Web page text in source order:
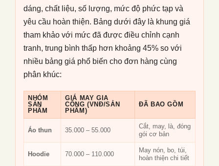
dáng, chất liệu, số lượng, mức độ phức tạp và
yêu cầu hoàn thiện. Bảng dưới đây là khung giá
tham khảo với mức đã được điều chỉnh cạnh
tranh, trung bình thấp hơn khoảng 45% so với
nhiều bảng giá phổ biến cho đơn hàng cùng
phân khúc:
NHÓM
SẢN
PHẨM
GIÁ MAY GIA
CÔNG (VNĐ/SẢN
PHẨM)
ĐÃ BAO GỒM
Áo thun 35.000 – 55.000
Cắt, may, là, đóng
gói cơ bản
Hoodie 70.000 – 110.000
May nón, bo, túi,
hoàn thiện chi tiết